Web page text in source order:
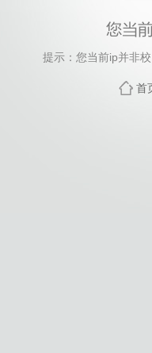
提示：您当前ip并非
首